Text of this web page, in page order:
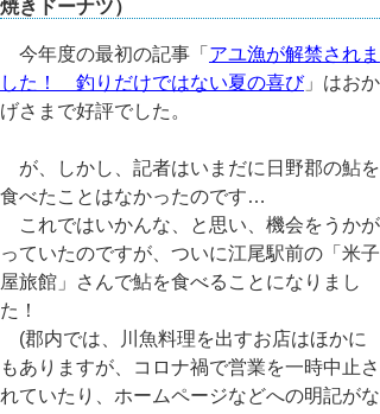
焼きドーナツ）
今年度の最初の記事「 アユ漁が解禁されま
した！ 釣りだけではない夏の喜び」はおか
げさまで好評でした。
が、しかし、記者はいまだに日野郡の鮎を
食べたことはなかったのです…
これではいかんな、と思い、機会をうかが
っていたのですが、ついに江尾駅前の「米子
屋旅館」さんで鮎を食べることになりまし
た！
(郡内では、川魚料理を出すお店はほかに
もありますが、コロナ禍で営業を一時中止さ
れていたり、ホームページなどへの明記がな